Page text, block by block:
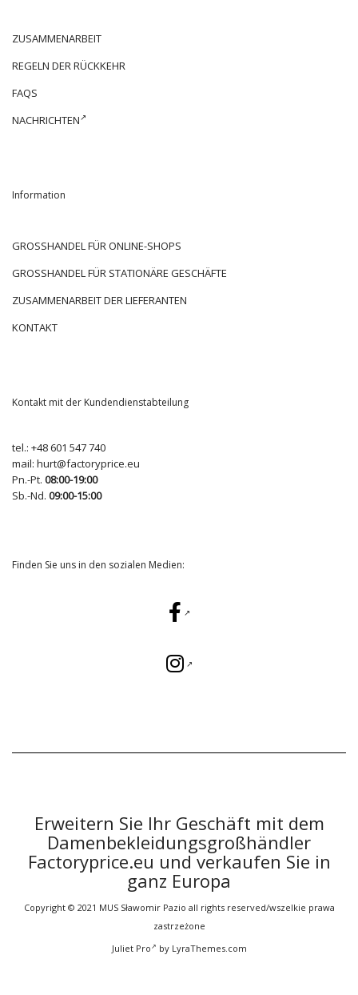
ZUSAMMENARBEIT
REGELN DER RÜCKKEHR
FAQS
NACHRICHTEN
Information
GROSSHANDEL FÜR ONLINE-SHOPS
GROSSHANDEL FÜR STATIONÄRE GESCHÄFTE
ZUSAMMENARBEIT DER LIEFERANTEN
KONTAKT
Kontakt mit der Kundendienstabteilung
tel.: +48 601 547 740
mail: hurt@factoryprice.eu
Pn.-Pt. 08:00-19:00
Sb.-Nd. 09:00-15:00
Finden Sie uns in den sozialen Medien:
Erweitern Sie Ihr Geschäft mit dem
Damenbekleidungsgroßhändler
Factoryprice.eu und verkaufen Sie in
ganz Europa
Copyright © 2021 MUS Sławomir Pazio all rights reserved/wszelkie prawa
zastrzeżone
Juliet Pro
by LyraThemes.com